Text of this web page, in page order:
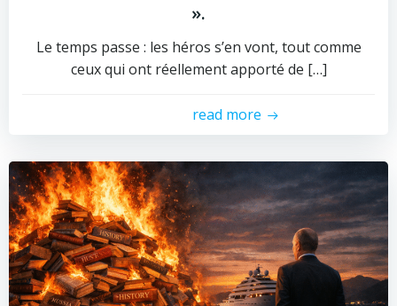
».
Le temps passe : les héros s’en vont, tout comme
ceux qui ont réellement apporté de […]
read more